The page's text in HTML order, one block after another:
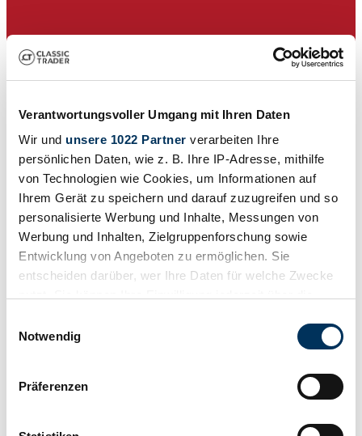
Verantwortungsvoller Umgang mit Ihren Daten
Wir und unsere 1022 Partner verarbeiten Ihre
persönlichen Daten, wie z. B. Ihre IP-Adresse, mithilfe
von Technologien wie Cookies, um Informationen auf
Ihrem Gerät zu speichern und darauf zuzugreifen und so
personalisierte Werbung und Inhalte, Messungen von
Werbung und Inhalten, Zielgruppenforschung sowie
Entwicklung von Angeboten zu ermöglichen. Sie
entscheiden darüber, wer Ihre Daten für welche Zwecke
Trigger Symbol ändern oder widerrufen
Informationen über Ihre geografische Lage
Notwendig
Präferenzen
Dealer